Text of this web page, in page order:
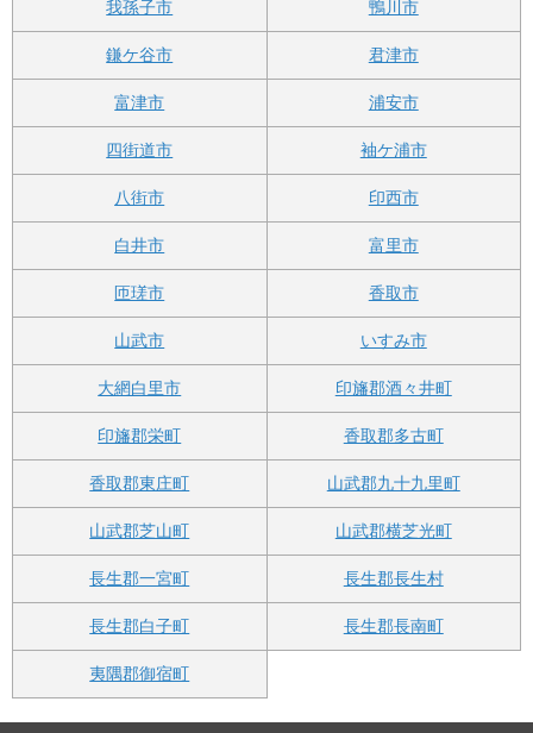
我孫子市 鴨川市
鎌ケ谷市 君津市
富津市 浦安市
四街道市 袖ケ浦市
八街市 印西市
白井市 富里市
匝瑳市 香取市
山武市 いすみ市
大網白里市 印旛郡酒々井町
印旛郡栄町 香取郡多古町
香取郡東庄町 山武郡九十九里町
山武郡芝山町 山武郡横芝光町
長生郡一宮町 長生郡長生村
長生郡白子町 長生郡長南町
夷隅郡御宿町